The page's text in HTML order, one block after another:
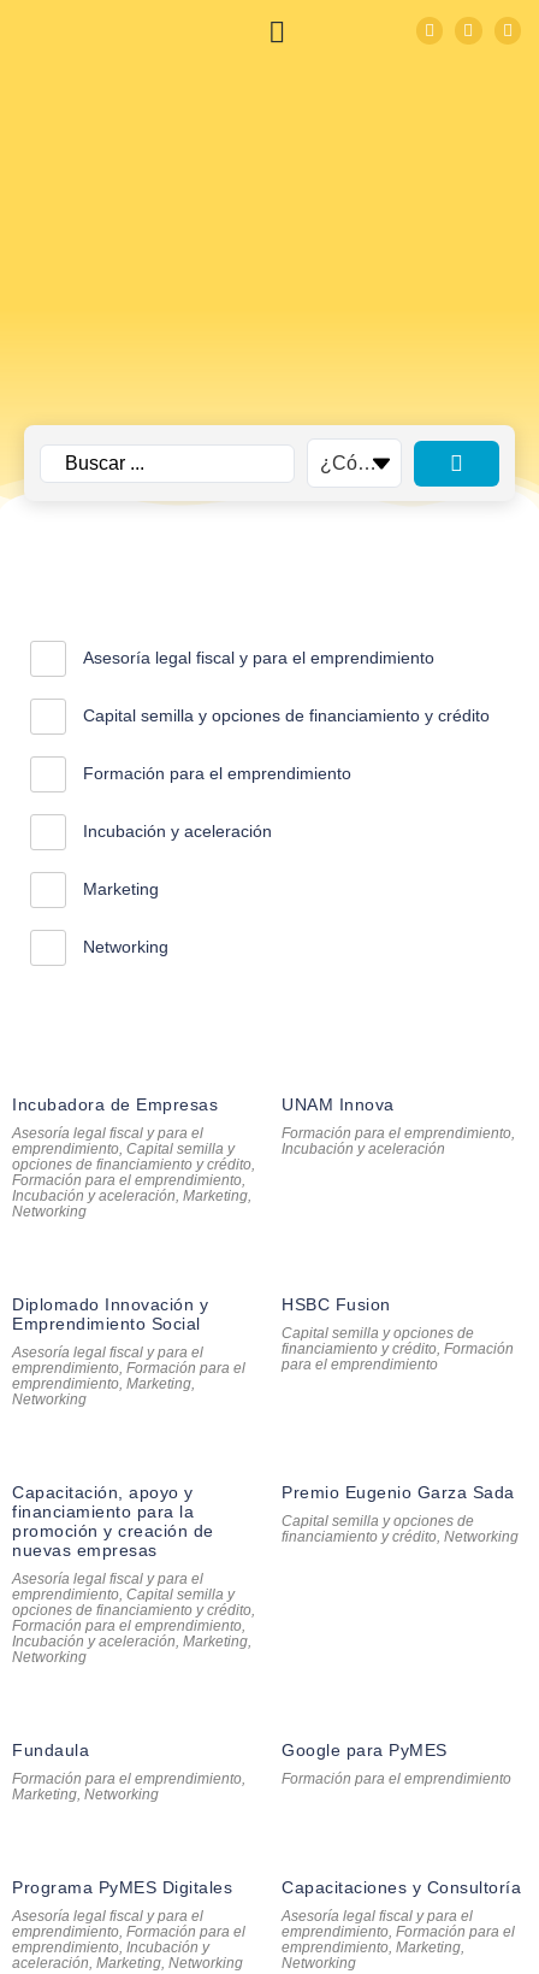
Asesoría legal fiscal y para el emprendimiento
Capital semilla y opciones de financiamiento y crédito
Formación para el emprendimiento
Incubación y aceleración
Marketing
Networking
Incubadora de Empresas
Asesoría legal fiscal y para el
emprendimiento, Capital semilla y
opciones de financiamiento y crédito,
Formación para el emprendimiento,
Incubación y aceleración, Marketing,
Networking
UNAM Innova
Formación para el emprendimiento,
Incubación y aceleración
Diplomado Innovación y
Emprendimiento Social
Asesoría legal fiscal y para el
emprendimiento, Formación para el
emprendimiento, Marketing,
Networking
HSBC Fusion
Capital semilla y opciones de
financiamiento y crédito, Formación
para el emprendimiento
Capacitación, apoyo y
financiamiento para la
promoción y creación de
nuevas empresas
Asesoría legal fiscal y para el
emprendimiento, Capital semilla y
opciones de financiamiento y crédito,
Formación para el emprendimiento,
Incubación y aceleración, Marketing,
Networking
Premio Eugenio Garza Sada
Capital semilla y opciones de
financiamiento y crédito, Networking
Fundaula
Formación para el emprendimiento,
Marketing, Networking
Google para PyMES
Formación para el emprendimiento
Programa PyMES Digitales
Asesoría legal fiscal y para el
emprendimiento, Formación para el
emprendimiento, Incubación y
aceleración, Marketing, Networking
Capacitaciones y Consultoría
Asesoría legal fiscal y para el
emprendimiento, Formación para el
emprendimiento, Marketing,
Networking